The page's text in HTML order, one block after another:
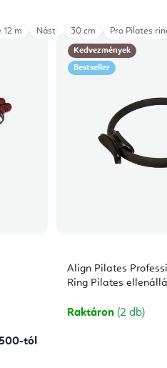
tól
12 m Nástavec Trigger Tool
Kedvezmények
Bestseller
Align Pilates
Ring Pilates
Raktáron (2 db)
30 cm Pro Pilates